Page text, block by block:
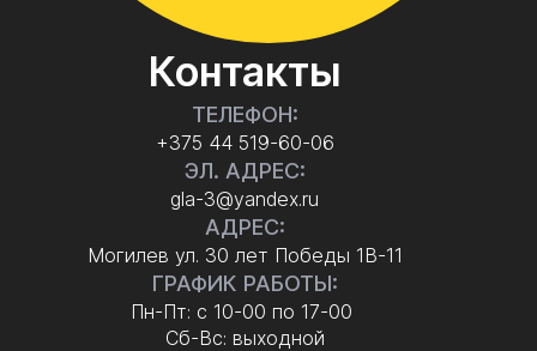
Контакты
ТЕЛЕФОН:
+375 44 519-60-06
ЭЛ. АДРЕС:
gla-3@yandex.ru
АДРЕС:
Могилев ул. 30 лет Победы 1В-11
ГРАФИК РАБОТЫ:
Пн-Пт: с 10-00 по 17-00
Сб-Вс: выходной